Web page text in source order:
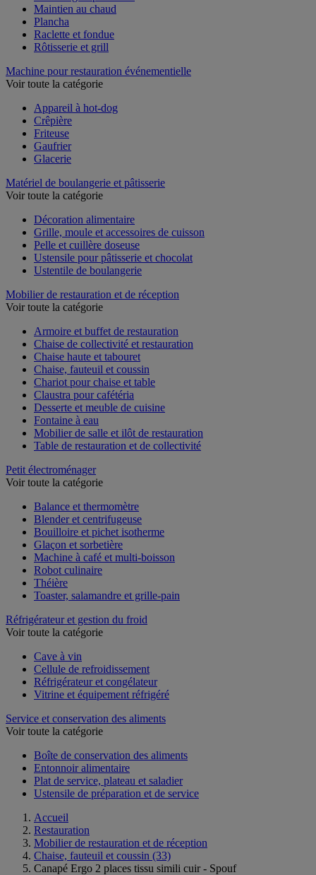
Maintien au chaud
Plancha
Raclette et fondue
Rôtisserie et grill
Machine pour restauration événementielle
Voir toute la catégorie
Appareil à hot-dog
Crêpière
Friteuse
Gaufrier
Glacerie
Matériel de boulangerie et pâtisserie
Voir toute la catégorie
Décoration alimentaire
Grille, moule et accessoires de cuisson
Pelle et cuillère doseuse
Ustensile pour pâtisserie et chocolat
Ustentile de boulangerie
Mobilier de restauration et de réception
Voir toute la catégorie
Armoire et buffet de restauration
Chaise de collectivité et restauration
Chaise haute et tabouret
Chaise, fauteuil et coussin
Chariot pour chaise et table
Claustra pour cafétéria
Desserte et meuble de cuisine
Fontaine à eau
Mobilier de salle et ilôt de restauration
Table de restauration et de collectivité
Petit électroménager
Voir toute la catégorie
Balance et thermomètre
Blender et centrifugeuse
Bouilloire et pichet isotherme
Glaçon et sorbetière
Machine à café et multi-boisson
Robot culinaire
Théière
Toaster, salamandre et grille-pain
Réfrigérateur et gestion du froid
Voir toute la catégorie
Cave à vin
Cellule de refroidissement
Réfrigérateur et congélateur
Vitrine et équipement réfrigéré
Service et conservation des aliments
Voir toute la catégorie
Boîte de conservation des aliments
Entonnoir alimentaire
Plat de service, plateau et saladier
Ustensile de préparation et de service
Accueil
Restauration
Mobilier de restauration et de réception
Chaise, fauteuil et coussin (33)
Canapé Ergo 2 places tissu simili cuir - Spouf